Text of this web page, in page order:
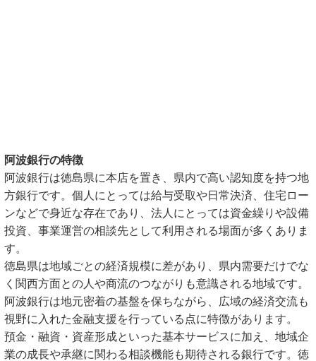
阿波銀行の特徴
阿波銀行は徳島県に本店を置き、県内で高い認知度を持つ地
方銀行です。個人にとっては給与受取や日常決済、住宅ロー
ンなどで身近な存在であり、法人にとっては資金繰りや設備
投資、事業運営の相談先として利用される場面が多くありま
す。
徳島県は地域ごとの経済規模に差があり、県内需要だけでな
く関西方面との人や商流のつながりも意識される地域です。
阿波銀行は地元密着の基盤を保ちながら、広域の経済交流も
視野に入れた金融支援を行っている点に特徴があります。
預金・融資・資産形成といった基本サービスに加え、地域企
業の成長や承継に関わる相談機能も期待される銀行です。徳